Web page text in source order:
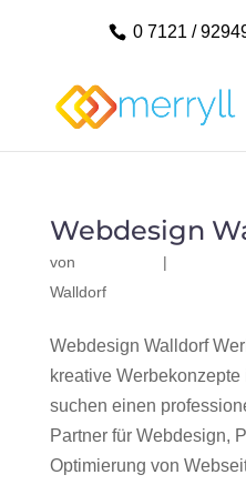
0 7121 /
Webdesign
von |
Walldorf
Webdesign Walldorf
kreative
suchen einen
Partner für Webdesign,
Optimierung von